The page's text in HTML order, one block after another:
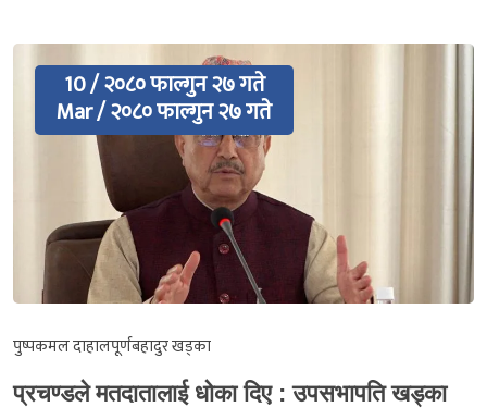
10 / २०८० फाल्गुन २७ गते
Mar / २०८० फाल्गुन २७ गते
पुष्पकमल दाहालपूर्णबहादुर खड्का
प्रचण्डले मतदातालाई धोका दिए : उपसभापति खड्का